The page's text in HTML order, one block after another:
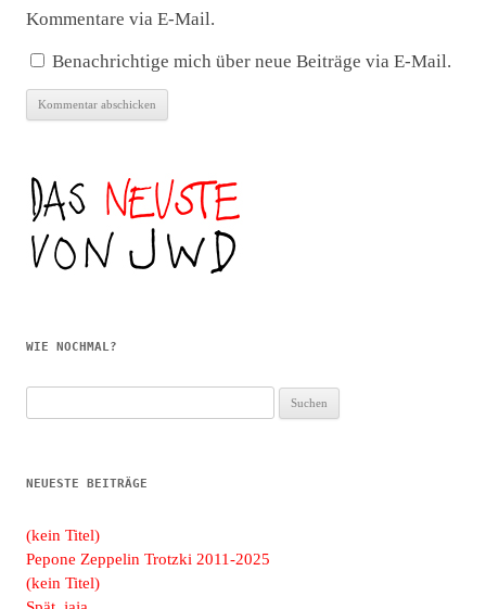
Kommentare via E-Mail.
Benachrichtige mich über neue Beiträge via E-Mail.
WIE NOCHMAL?
nach:
NEUESTE BEITRÄGE
(kein Titel)
Pepone Zeppelin Trotzki 2011-2025
(kein Titel)